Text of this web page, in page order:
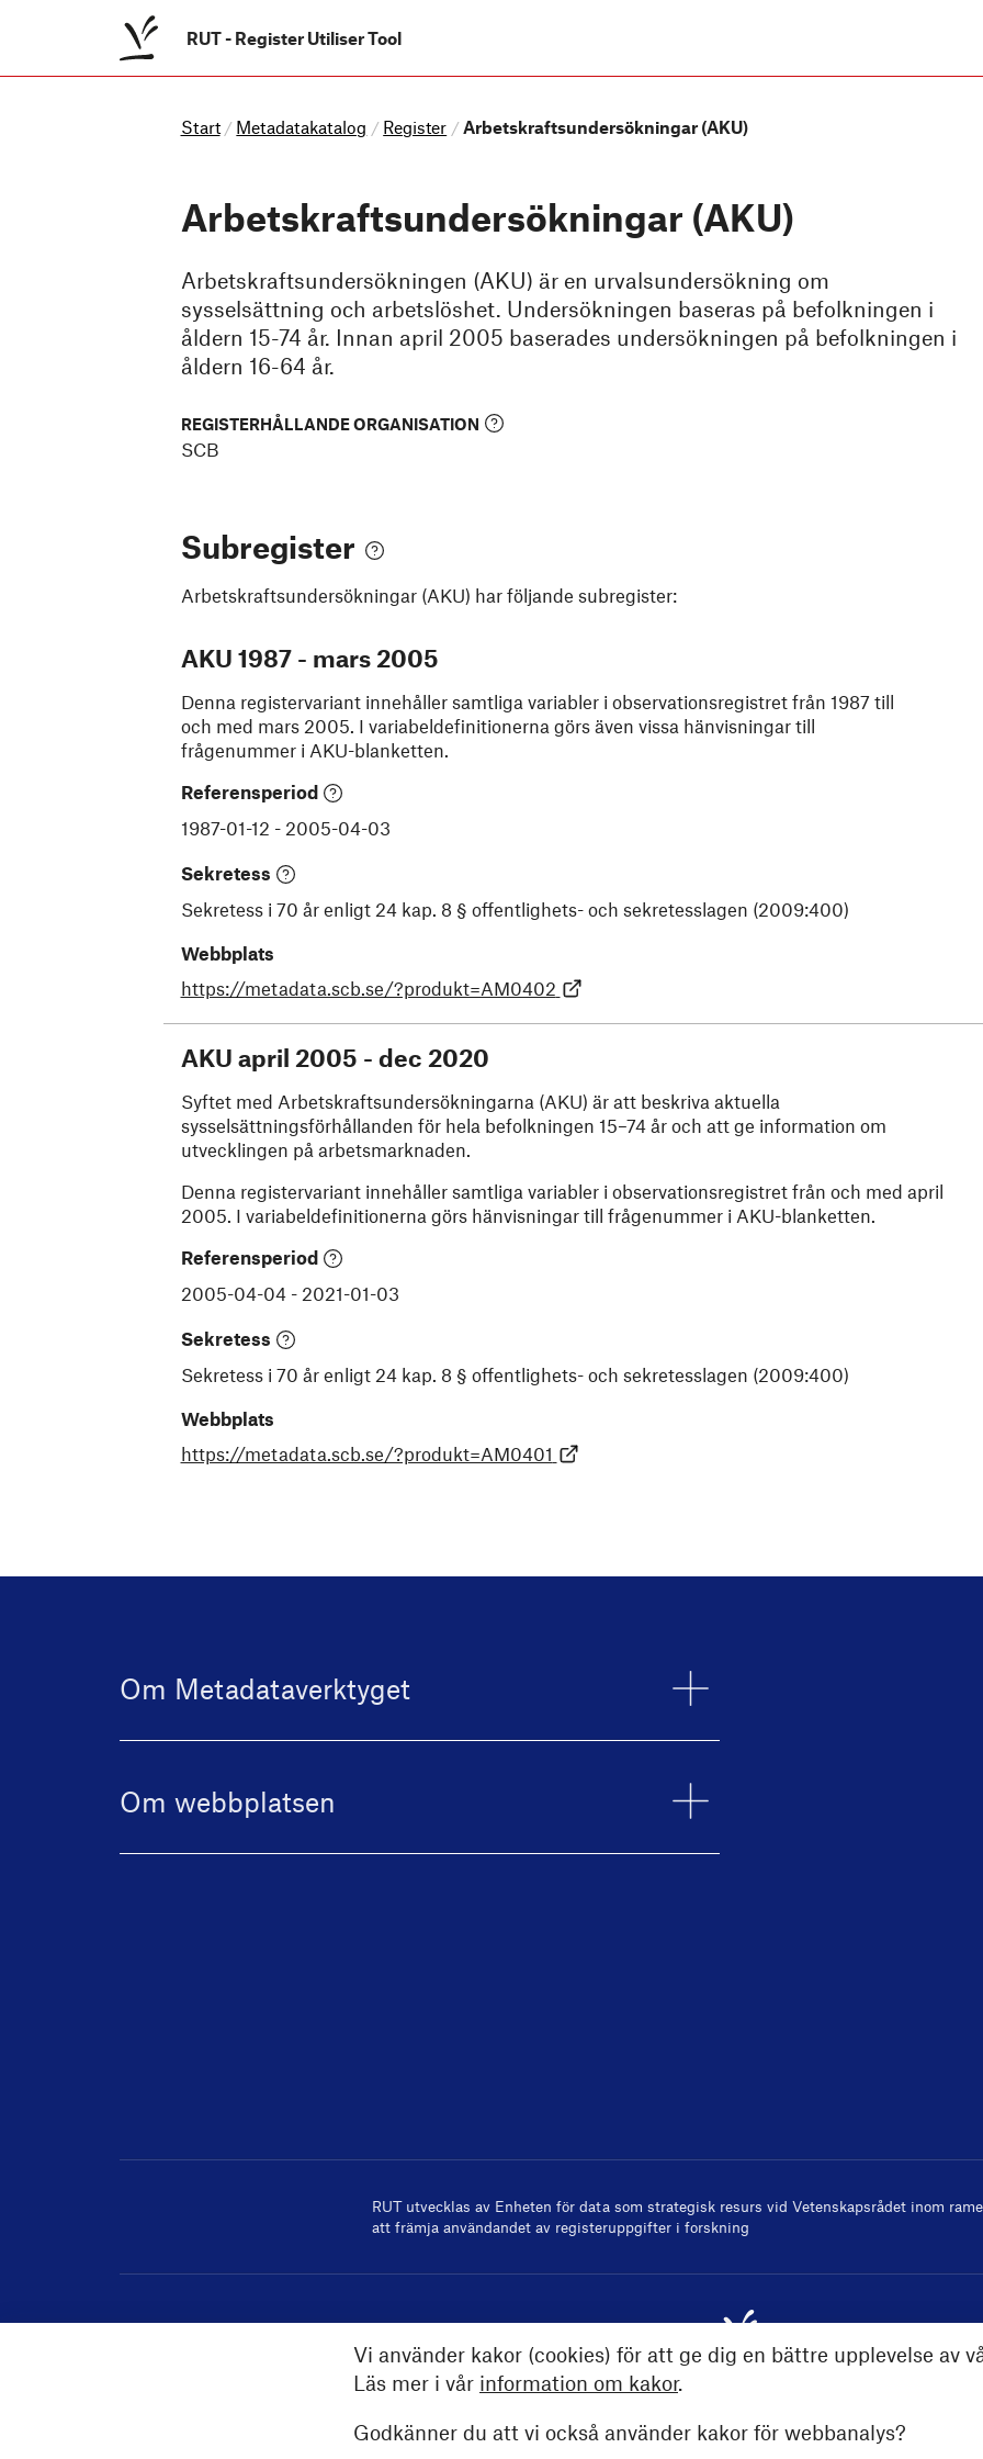
Vi använder kakor (cookies) för att ge dig en bättre upplevelse av
Läs mer i vår information om kakor.
Godkänner du att vi också använder kakor för webbanalys?
RUT- Register Utiliser Tool
Start / Metadatakatalog / Register / Arbetskraftsundersökningar (AKU)
Arbetskraftsundersökningar (AKU)
Arbetskraftsundersökningen (AKU) är en urvalsundersökning om
sysselsättning och arbetslöshet. Undersökningen baseras på befolkningen i
åldern 15-74 år. Innan april 2005 baserades undersökningen på befolkningen i
åldern 16-64 år.
REGISTERHÅLLANDE ORGANISATION
SCB
Subregister
Arbetskraftsundersökningar (AKU) har följande subregister:
AKU 1987 - mars 2005
Denna registervariant innehåller samtliga variabler i observationsregistret från 1987 till
och med mars 2005. I variabeldefinitionerna görs även vissa hänvisningar till
frågenummer i AKU-blanketten.
Referensperiod
1987-01-12 - 2005-04-03
Sekretess
Sekretess i 70 år enligt 24 kap. 8 § offentlighets- och sekretesslagen (2009:400)
Webbplats
https://metadata.scb.se/?produkt=AM0402
AKU april 2005 - dec 2020
Syftet med Arbetskraftsundersökningarna (AKU) är att beskriva aktuella
sysselsättningsförhållanden för hela befolkningen 15–74 år och att ge information om
utvecklingen på arbetsmarknaden.
Denna registervariant innehåller samtliga variabler i observationsregistret från och med april
2005. I variabeldefinitionerna görs hänvisningar till frågenummer i AKU-blanketten.
Referensperiod
2005-04-04- 2021-01-03
Sekretess
Sekretess i 70 år enligt 24 kap. 8 § offentlighets- och sekretesslagen (2009:400)
Webbplats
https://metadata.scb.se/?produkt=AM0401
Om Metadataverktyget
Om webbplatsen
RUT utvecklas av Enheten för data som strategisk resurs vid Vetenskapsrådet inom
att främja användandet av registeruppgifter i forskning